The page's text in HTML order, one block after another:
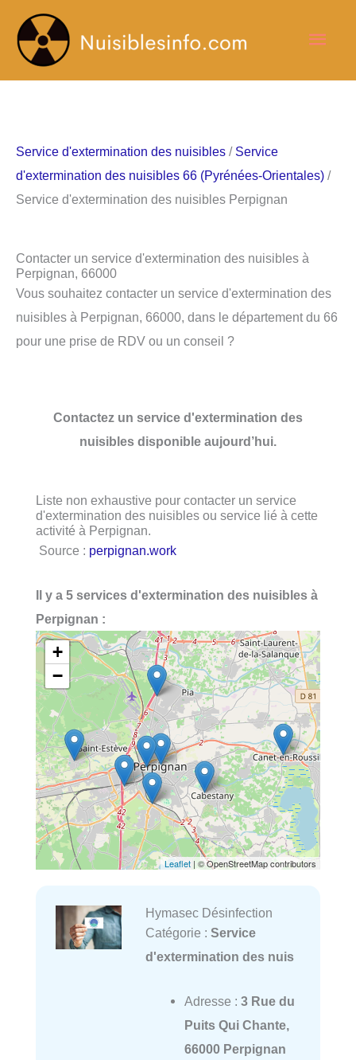
contenu
Service d'extermination des nuisibles / Service
d'extermination des nuisibles 66 (Pyrénées-Orientales) /
Service d'extermination des nuisibles Perpignan
Contacter un service d'extermination des nuisibles à
Perpignan, 66000
Vous souhaitez contacter un service d'extermination des
nuisibles à Perpignan, 66000, dans le département du 66
pour une prise de RDV ou un conseil ?
Contactez un service d'extermination des
nuisibles disponible aujourd’hui.
Liste non exhaustive pour contacter un service
d'extermination des nuisibles ou service lié à cette
activité à Perpignan.
Source : perpignan.work
Il y a 5 services d'extermination des nuisibles à
Perpignan :
+
−
Leaflet | © OpenStreetMap contributors
Hymasec Désinfection
Catégorie : Service
d'extermination des nuis
Adresse : 3 Rue du
Puits Qui Chante,
66000 Perpignan